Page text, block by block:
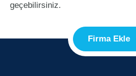
geçebilirsiniz.
Firma Ekle